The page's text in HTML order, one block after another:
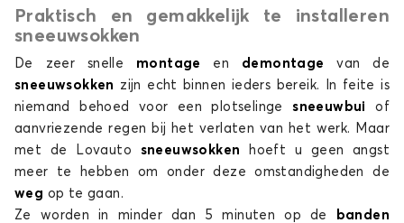
Praktisch en gemakkelijk te installeren
sneeuwsokken
De zeer snelle montage en demontagevan de
sneeuwsokken zijn echt binnen ieders bereik. In feite is
niemand behoed voor een plotselingesneeuwbuiof
aanvriezende regen bij het verlaten van het werk. Maar
met de Lovauto sneeuwsokken hoeft u geen angst
meer te hebben om onder deze omstandigheden de
weg op te gaan.
Ze worden in minder dan 5 minuten op de
banden